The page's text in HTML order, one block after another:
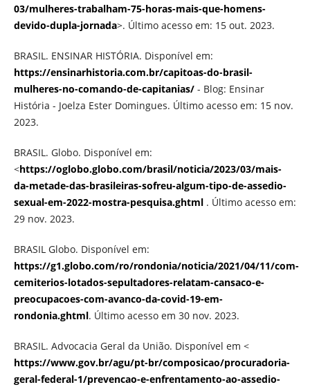
03/mulheres-trabalham-75-horas-mais-que-homens-
devido-dupla-jornada>. Último acesso em: 15 out. 2023.
BRASIL. ENSINAR HISTÓRIA. Disponível em:
https://ensinarhistoria.com.br/capitoas-do-brasil-
mulheres-no-comando-de-capitanias/- Blog: Ensinar
História - Joelza Ester Domingues. Último acesso em: 15 nov.
2023.
BRASIL. Globo. Disponível em:
<https://oglobo.globo.com/brasil/noticia/2023/03/mais-
da-metade-das-brasileiras-sofreu-algum-tipo-de-assedio-
sexual-em-2022-mostra-pesquisa.ghtml. Último acesso em:
29 nov. 2023.
BRASIL Globo. Disponível em:
https://g1.globo.com/ro/rondonia/noticia/2021/04/11/com-
cemiterios-lotados-sepultadores-relatam-cansaco-e-
preocupacoes-com-avanco-da-covid-19-em-
rondonia.ghtml. Último acesso em 30 nov. 2023.
BRASIL. Advocacia Geral da União. Disponível em <
https://www.gov.br/agu/pt-br/composicao/procuradoria-
geral-federal-1/prevencao-e-enfrentamento-ao-assedio-